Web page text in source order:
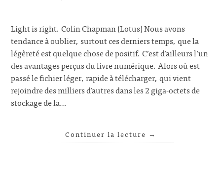
Light is right. Colin Chapman (Lotus) Nous avons
tendance à oublier, surtout ces derniers temps, que la
légèreté est quelque chose de positif. C’est d’ailleurs l’un
des avantages perçus du livre numérique. Alors où est
passé le fichier léger, rapide à télécharger, qui vient
rejoindre des milliers d’autres dans les 2 giga-octets de
stockage de la…
Continuer la lecture →